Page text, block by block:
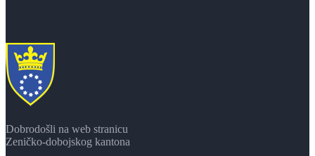
Dobrodošli na web stranicu
Zeničko-dobojskog kantona